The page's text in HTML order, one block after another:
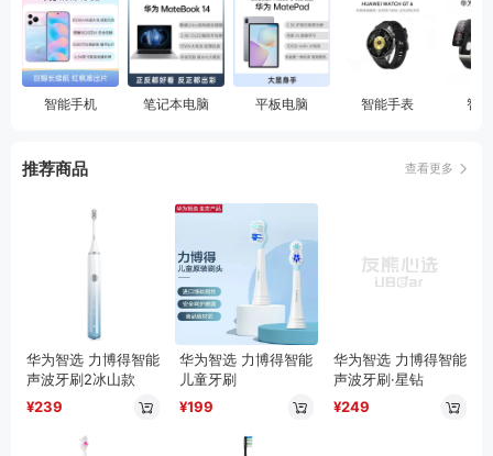
智能手机 笔记本电脑 平板电脑 智能手表 智
推荐商品 查看更多
华为智选 力博得智能
声波牙刷2冰山款
¥239
华为智选 力博得智能
儿童牙刷
¥199
华为智选 力博得智能
声波牙刷·星钻
¥249